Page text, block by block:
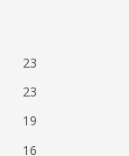
23
23
19
16